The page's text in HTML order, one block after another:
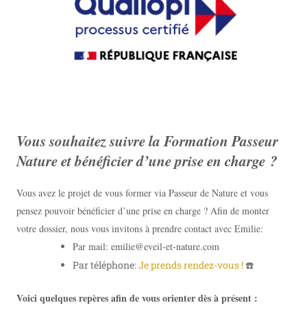
Vous souhaitez suivre la Formation Passeur
Nature et bénéficier d’une prise en charge ?
Vous avez le projet de vous former via Passeur de Nature et vous
pensez pouvoir bénéficier d’une prise en charge ? Afin de monter
votre dossier, nous vous invitons à prendre contact avec Emilie:
Par mail: emilie@eveil-et-nature.com
Par téléphone:Je prends rendez-vous ! ☎️
Voici quelques repères afin de vous orienter dès à présent :